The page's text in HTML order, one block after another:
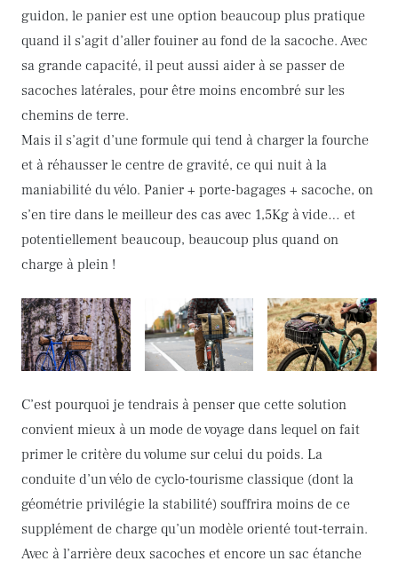
guidon, le panier est une option beaucoup plus pratique
quand il s’agit d’aller fouiner au fond de la sacoche. Avec
sa grande capacité, il peut aussi aider à se passer de
sacoches latérales, pour être moins encombré sur les
chemins de terre.
Mais il s’agit d’une formule qui tend à charger la fourche
et à réhausser le centre de gravité, ce qui nuit à la
maniabilité du vélo. Panier + porte-bagages + sacoche, on
s’en tire dans le meilleur des cas avec 1,5Kg à vide… et
potentiellement beaucoup, beaucoup plus quand on
charge à plein !
C’est pourquoi je tendrais à penser que cette solution
convient mieux à un mode de voyage dans lequel on fait
primer le critère du volume sur celui du poids. La
conduite d’un vélo de cyclo-tourisme classique (dont la
géométrie privilégie la stabilité) souffrira moins de ce
supplément de charge qu’un modèle orienté tout-terrain.
Avec à l’arrière deux sacoches et encore un sac étanche